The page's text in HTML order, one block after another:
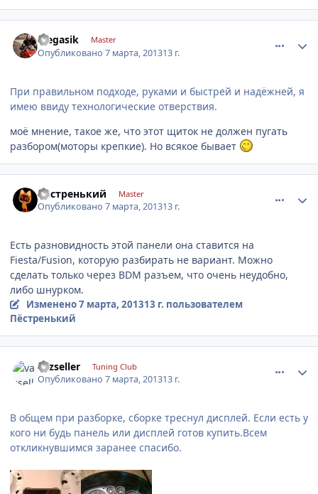
olegasik Master
Опубликовано7 марта, 201313 г.
При правильном подходе, руками и быстрей и надёжней, я
имею ввиду технологические отверствия.
моё мнение, такое же, что этот щиток не должен пугать
разбором(моторы крепкие). Но всякое бывает
Пёстренький Master
Опубликовано7 марта, 201313 г.
Есть разновидность этой панели она ставится на
Fiesta/Fusion, которую разбирать не вариант. Можно
сделать только через BDM разъем, что очень неудобно,
либо шнурком.
Изменено7 марта, 201313 г. пользователем
Пёстренький
vazseller Tuning Club
Опубликовано7 марта, 201313 г.
В общем при разборке, сборке треснул дисплей. Если есть у
кого ни будь панель или дисплей готов купить.Всем
откликнувшимся заранее спасибо.